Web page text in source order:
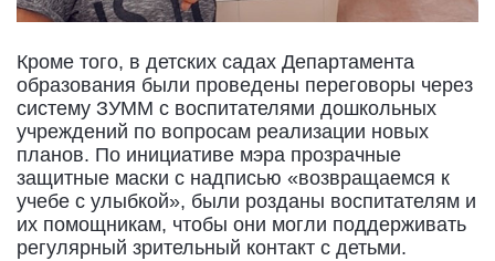
Кроме того, в детских садах Департамента
образования были проведены переговоры через
систему ЗУММ с воспитателями дошкольных
учреждений по вопросам реализации новых
планов. По инициативе мэра прозрачные
защитные маски с надписью «возвращаемся к
учебе с улыбкой», были розданы воспитателям и
их помощникам, чтобы они могли поддерживать
регулярный зрительный контакт с детьми.